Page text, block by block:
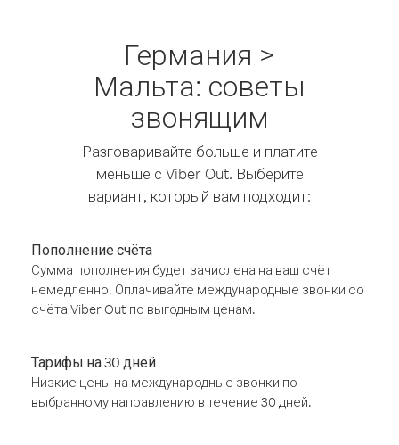
Германия >
Мальта: советы
звонящим
Разговаривайте больше и платите
меньше с Viber Out. Выберите
вариант, который вам подходит:
Пополнение счёта
Сумма пополнения будет зачислена на ваш счёт
немедленно. Оплачивайте международные звонки со
счёта Viber Out по выгодным ценам.
Тарифы на 30 дней
Низкие цены на международные звонки по
выбранному направлению в течение 30 дней.